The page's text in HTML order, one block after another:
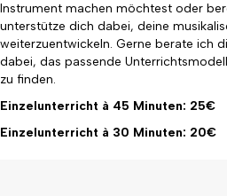
Instrument machen möchtest oder
unterstütze dich dabei, deine
weiterzuentwickeln. Gerne berate ich
dabei, das passende
zu finden.
Einzelunterricht à 45 Minuten: 25€
Einzelunterricht à 30 Minuten: 20€